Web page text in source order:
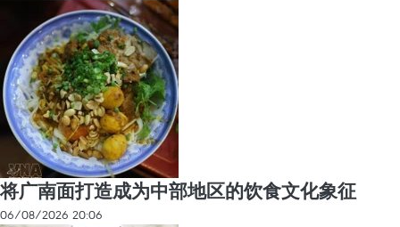
将广南面打造成为中部地区的饮食文化象征
06/08/2026 20:06